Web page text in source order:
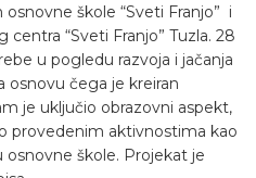
škole “Sveti Franjo” i
“Sveti Franjo” Tuzla. 28
u pogledu razvoja i jačanja
osnovu čega je kreiran
je uključio obrazovni aspekt,
provedenim aktivnostima kao
osnovne škole. Projekat je